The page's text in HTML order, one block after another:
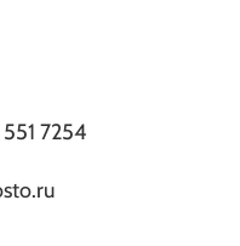
7254